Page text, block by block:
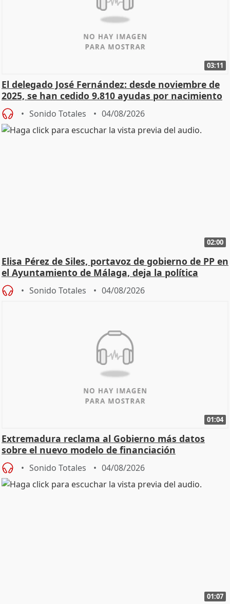
03:11
El delegado José Fernández: desde noviembre de
2025, se han cedido 9.810 ayudas por nacimiento
Sonido Totales 04/08/2026
02:00
Elisa Pérez de Siles, portavoz de gobierno de PP en
el Ayuntamiento de Málaga, deja la política
Sonido Totales 04/08/2026
01:04
Extremadura reclama al Gobierno más datos
sobre el nuevo modelo de financiación
Sonido Totales 04/08/2026
01:07